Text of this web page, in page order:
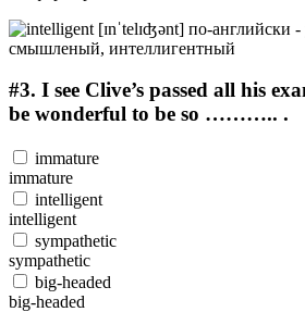
#3. I see Clive’s passed all his
be wonderful to be so ……….. .
immature
immature
intelligent
intelligent
sympathetic
sympathetic
big-headed
big-headed